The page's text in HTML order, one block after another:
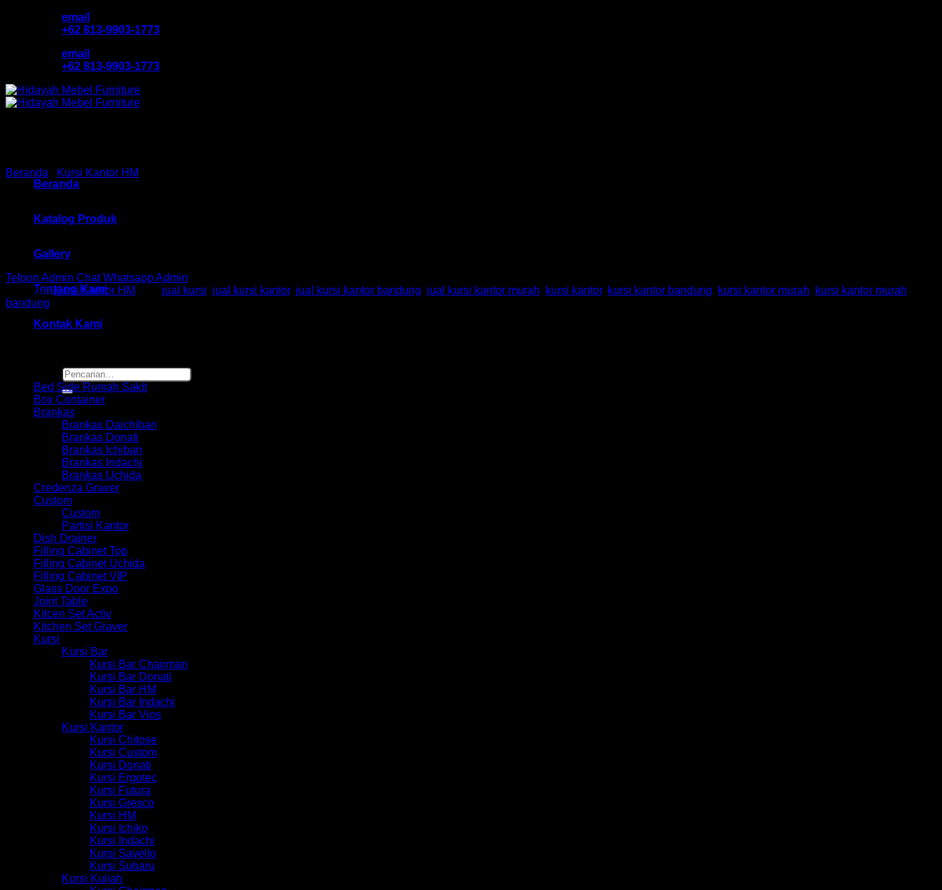
email
+62 813-9903-1773
email
+62 813-9903-1773
Beranda
Katalog Produk
Gallery
Tentang Kami
Kontak Kami
Pencarian
untuk:
Beranda Kursi Kantor HM
Telpon Admin Chat Whatsapp Admin
Kategori:Kursi Kantor HM jual kursi jual kursi kantor, jual kursi kantor bandung jual kursi kantor murah kursi kantor, kursi kantor bandung kursi kantor murah
kursi kantor murah
bandung
Bed Side Rumah Sakit
Box Container
Brankas
Brankas Daichiban
Brankas Donati
Brankas Ichiban
Brankas Indachi
Brankas Uchida
Credenza Graver
Custom
Custom
Partisi Kantor
Dish Drainer
Filling Cabinet Top
Filling Cabinet Uchida
Filling Cabinet VIP
Glass Door Expo
Joint Table
Kitcen Set Activ
Kitchen Set Graver
Kursi
Kursi Bar
Kursi Bar Chairman
Kursi Bar Donati
Kursi Bar HM
Kursi Bar Indachi
Kursi Bar Vios
Kursi Kantor
Kursi Chitose
Kursi Custom
Kursi Donati
Kursi Ergotec
Kursi Futura
Kursi Gresco
Kursi HM
Kursi Ichiko
Kursi Indachi
Kursi Savello
Kursi Subaru
Kursi Kuliah